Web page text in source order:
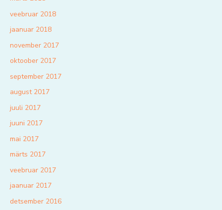
veebruar 2018
jaanuar 2018
november 2017
oktoober 2017
september 2017
august 2017
juuli 2017
juuni 2017
mai 2017
märts 2017
veebruar 2017
jaanuar 2017
detsember 2016